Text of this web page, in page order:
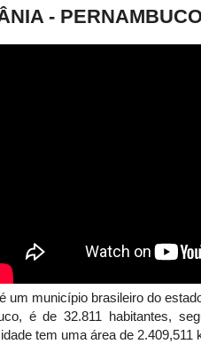
-
é um município brasileiro do
é de 32.811 habitantes,
tem uma área de 2.409,511